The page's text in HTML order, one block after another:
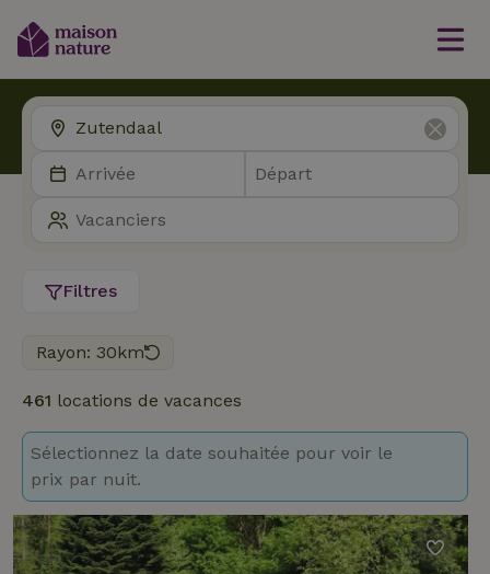
Filtres
Rayon: 30km
461 locations de vacances
Sélectionnez la date souhaitée pour voir le
prix par nuit.